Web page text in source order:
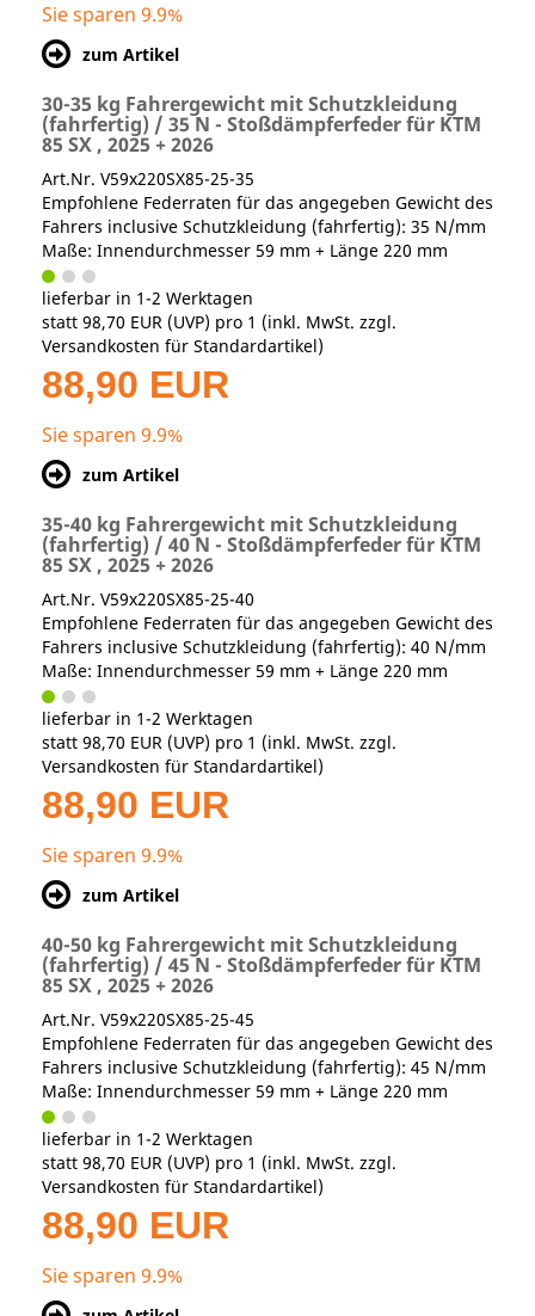
Sie sparen 9.9%
zum Artikel
30-35 kg Fahrergewicht mit Schutzkleidung
(fahrfertig) / 35 N - Stoßdämpferfeder für KTM
85 SX , 2025 + 2026
Art.Nr. V59x220SX85-25-35
Empfohlene Federraten für das angegeben Gewicht des
Fahrers inclusive Schutzkleidung (fahrfertig): 35 N/mm
Maße: Innendurchmesser 59 mm + Länge 220 mm
lieferbar in 1-2 Werktagen
statt 98,70 EUR (UVP) pro 1 (inkl. MwSt. zzgl.
Versandkosten für Standardartikel)
88,90 EUR
Sie sparen 9.9%
zum Artikel
35-40 kg Fahrergewicht mit Schutzkleidung
(fahrfertig) / 40 N - Stoßdämpferfeder für KTM
85 SX , 2025 + 2026
Art.Nr. V59x220SX85-25-40
Empfohlene Federraten für das angegeben Gewicht des
Fahrers inclusive Schutzkleidung (fahrfertig): 40 N/mm
Maße: Innendurchmesser 59 mm + Länge 220 mm
lieferbar in 1-2 Werktagen
statt 98,70 EUR (UVP) pro 1 (inkl. MwSt. zzgl.
Versandkosten für Standardartikel)
88,90 EUR
Sie sparen 9.9%
zum Artikel
40-50 kg Fahrergewicht mit Schutzkleidung
(fahrfertig) / 45 N - Stoßdämpferfeder für KTM
85 SX , 2025 + 2026
Art.Nr. V59x220SX85-25-45
Empfohlene Federraten für das angegeben Gewicht des
Fahrers inclusive Schutzkleidung (fahrfertig): 45 N/mm
Maße: Innendurchmesser 59 mm + Länge 220 mm
lieferbar in 1-2 Werktagen
statt 98,70 EUR (UVP) pro 1 (inkl. MwSt. zzgl.
Versandkosten für Standardartikel)
88,90 EUR
Sie sparen 9.9%